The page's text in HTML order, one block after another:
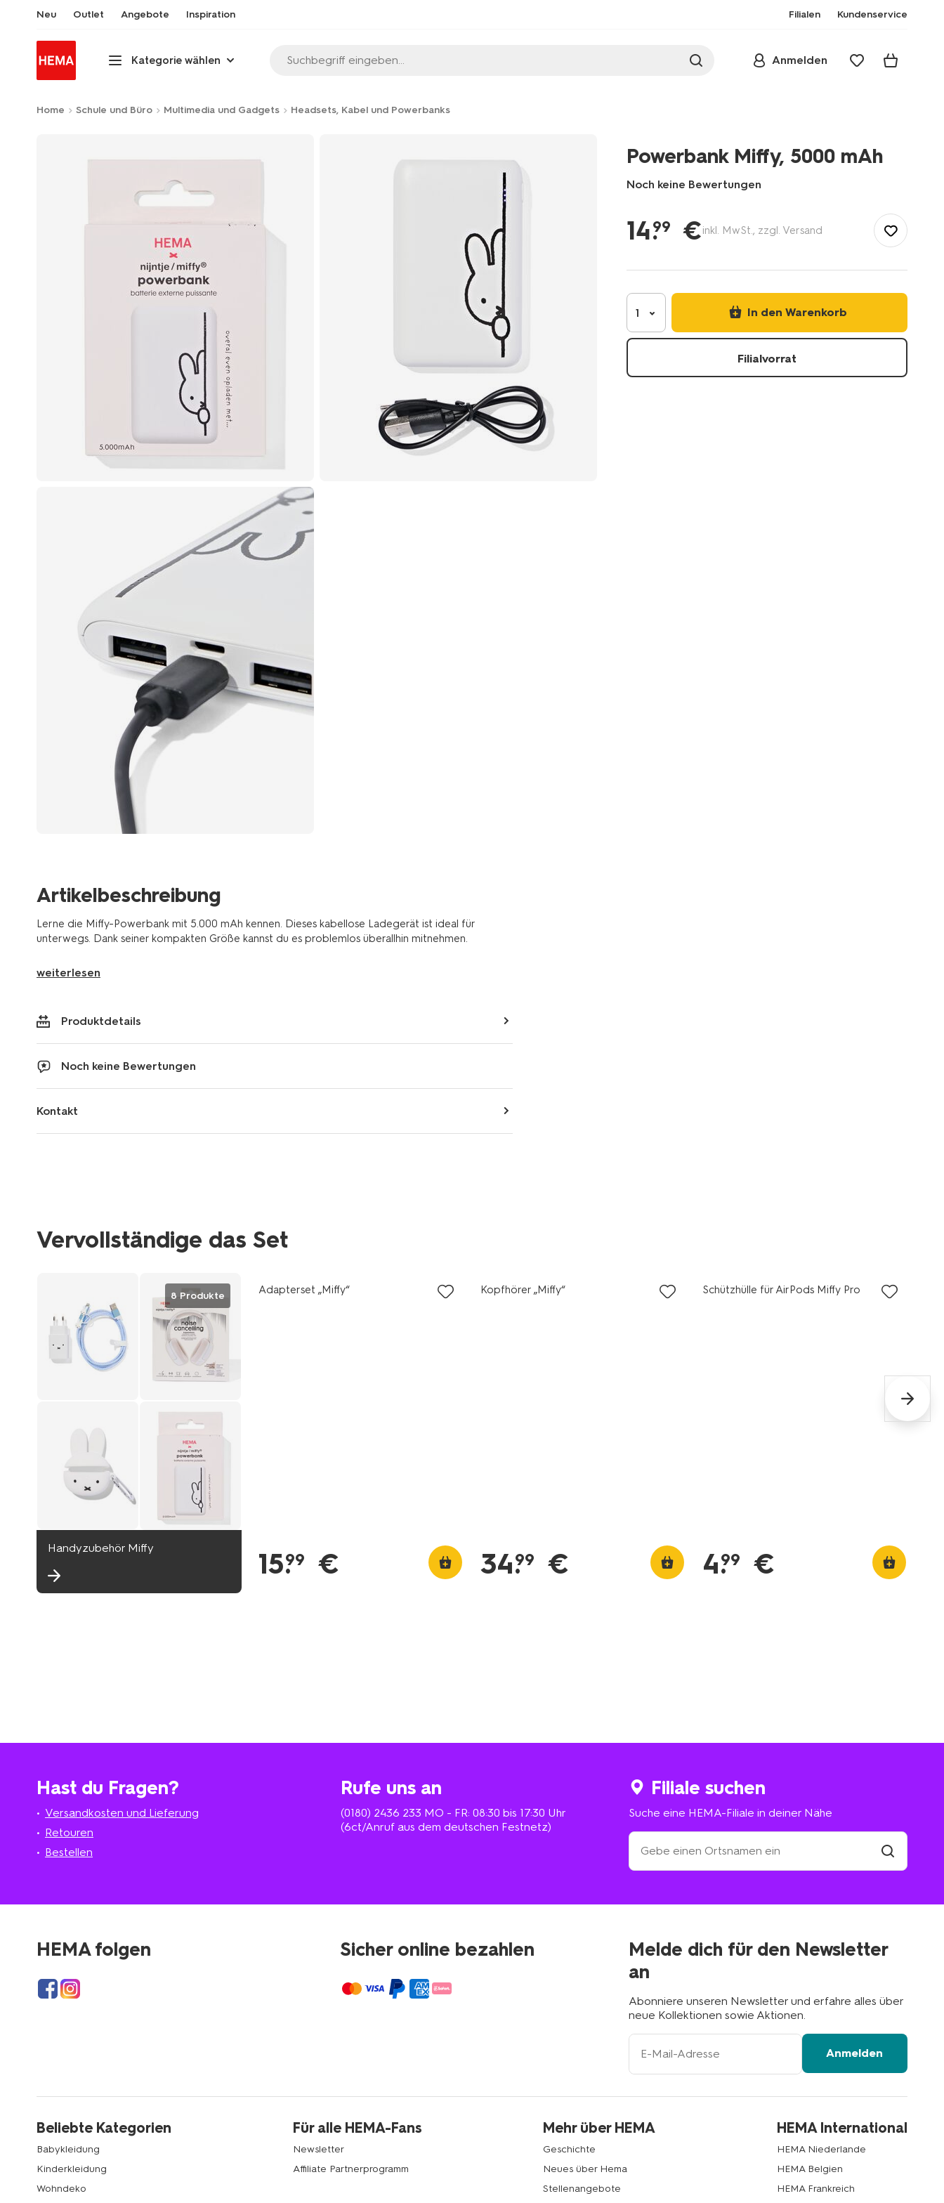
Neu Outlet Angebote Inspiration Filialen Kundenservice
Kategorie wählen Suchbegriff eingeben... Anmelden
Home Schule und Büro Multimedia und Gadgets Headsets, Kabel und Powerbanks
Artikelbeschreibung
Lerne die Miffy-Powerbank mit 5.000 mAh kennen. Dieses kabellose Ladegerät ist ideal für
unterwegs. Dank seiner kompakten Größe kannst du es problemlos überallhin mitnehmen.
weiterlesen
Produktdetails
Noch keine Bewertungen
Kontakt
Powerbank Miffy, 5000 mAh
Noch keine Bewertungen
gadgets/multimedia-
39570016.html
14.
99 €inkl. MwSt., zzgl. Versand
1 In den Warenkorb
Filialvorrat
Vervollständige das Set
8 Produkte
Handyzubehör Miffy
Adapterset „Miffy“
15.
99 €
Kopfhörer „Miffy“
34.
99 €
Schützhülle für AirPods Miffy Pro
4.
99 €
Hast du Fragen?
Versandkosten und Lieferung
Retouren
Bestellen
Rufe uns an
(0180) 2436 233 MO - FR: 08:30 bis 17:30 Uhr
(6ct/Anruf aus dem deutschen Festnetz)
Filiale suchen
Suche eine HEMA-Filiale in deiner Nähe
Suche
eine
HEMA-
deiner
Filiale
HEMA folgen Sicher online bezahlen
Melde dich für den Newsletter
an
Abonniere unseren Newsletter und erfahre alles über
neue Kollektionen sowie Aktionen.
Ihre
Anmelden
Beliebte Kategorien
Babykleidung
Kinderkleidung
Wohndeko
Für alle HEMA-Fans
Newsletter
Affiliate Partnerprogramm
Mehr über HEMA
Geschichte
Neues über Hema
Stellenangebote
HEMA International
HEMA Niederlande
HEMA Belgien
HEMA Frankreich